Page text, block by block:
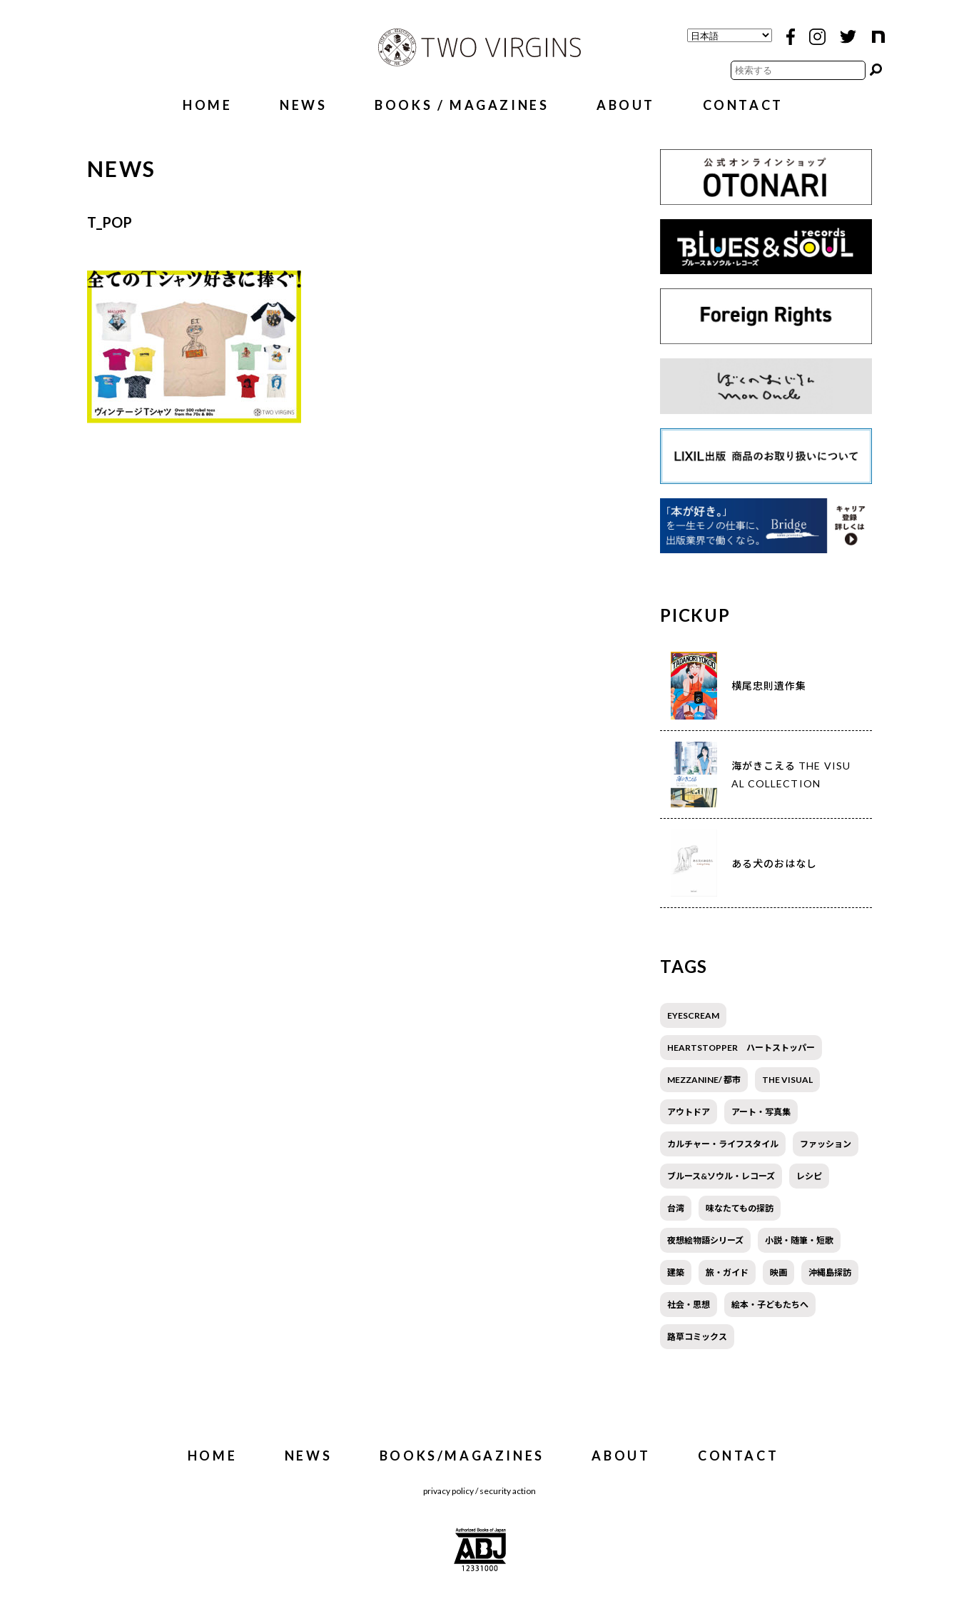
HOME NEWS BOOKS / MAGAZINES ABOUT CONTACT
NEWS
T_POP
PICKUP
横尾忠則遺作集
海がきこえる THE VISU
AL COLLECTION
ある犬のおはなし
TAGS
EYESCREAM
HEARTSTOPPER ハートストッパー
MEZZANINE/ 都市 THE VISUAL
アウトドア アート・写真集
カルチャー・ライフスタイル ファッション
ブルース&ソウル・レコーズ レシピ
台湾 味なたてもの探訪
夜想絵物語シリーズ 小説・随筆・短歌
建築 旅・ガイド 映画 沖縄島探訪
社会・思想 絵本・子どもたちへ
路草コミックス
HOME NEWS BOOKS/MAGAZINES ABOUT CONTACT
privacy policy/security action